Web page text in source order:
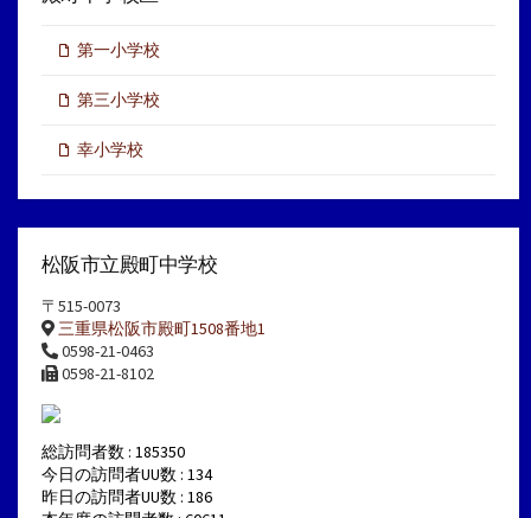
第一小学校
第三小学校
幸小学校
松阪市立殿町中学校
〒515-0073
三重県松阪市殿町1508番地1
0598-21-0463
0598-21-8102
総訪問者数 : 185350
今日の訪問者UU数 : 134
昨日の訪問者UU数 : 186